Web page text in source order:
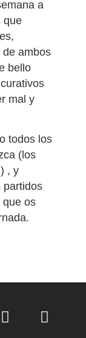
a
que
de ambos
bello
mal y
todos los
(los
, y
partidos
que os